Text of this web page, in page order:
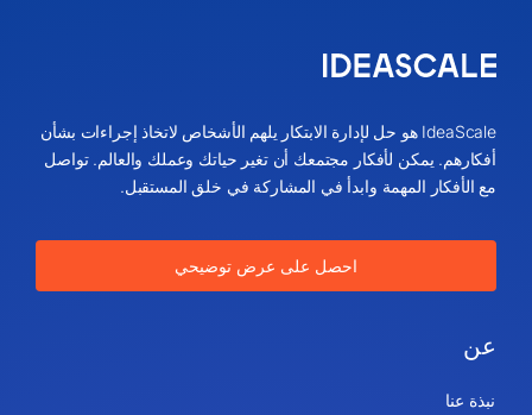
IdeaScale هو حل لإدارة الابتكار يلهم الأشخاص لاتخاذ إجراءات بشأن
أفكارهم. يمكن لأفكار مجتمعك أن تغير حياتك وعملك والعالم. تواصل
مع الأفكار المهمة وابدأ في المشاركة في خلق المستقبل.
احصل على عرض توضيحي
عن
نبذة عنا